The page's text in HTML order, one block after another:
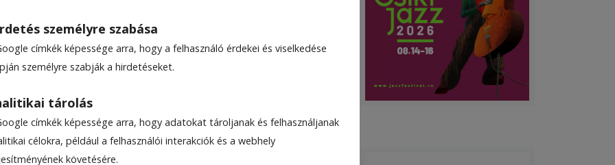
személyre szabása
címkék képessége arra, hogy a felhasználó érdekei és viselkedése
személyre szabják a hirdetéseket.
tárolás
címkék képessége arra, hogy adatokat tároljanak és felhasználjanak
célokra, például a felhasználói interakciók és a webhely
követésére.
sérülés szerencsére nem történt abban a
tömbház egyik lakrészében ütött ki
Becsült olvasási idő: 1 perc